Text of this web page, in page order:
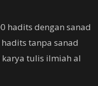
hadits dengan sanad
tanpa sanad
tulis ilmiah al